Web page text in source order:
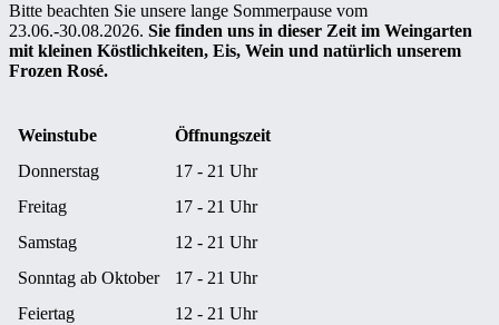
Bitte beachten Sie unsere lange Sommerpause vom
23.06.-30.08.2026. Sie finden uns in dieser Zeit im Weingarten
mit kleinen Köstlichkeiten, Eis, Wein und natürlich unserem
Frozen Rosé.
Weinstube
Öffnungszeit
Donnerstag
17 - 21 Uhr
Freitag
17 - 21 Uhr
Samstag
12 - 21 Uhr
Sonntag ab Oktober
17 - 21 Uhr
Feiertag
12 - 21 Uhr